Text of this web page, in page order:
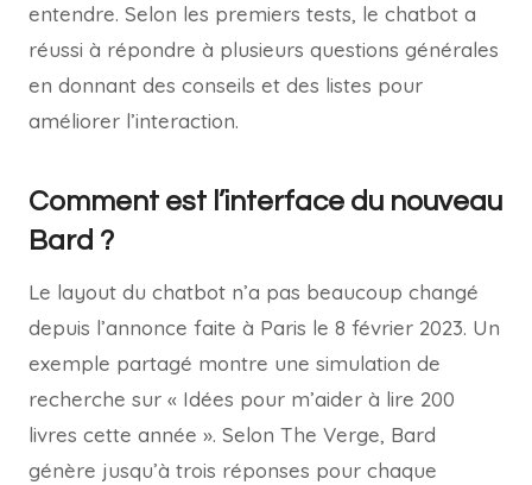
entendre. Selon les premiers tests, le chatbot a
réussi à répondre à plusieurs questions générales
en donnant des conseils et des listes pour
améliorer l’interaction.
Comment est l’interface du nouveau
Bard ?
Le layout du chatbot n’a pas beaucoup changé
depuis l’annonce faite à Paris le 8 février 2023. Un
exemple partagé montre une simulation de
recherche sur « Idées pour m’aider à lire 200
livres cette année ». Selon The Verge, Bard
génère jusqu’à trois réponses pour chaque